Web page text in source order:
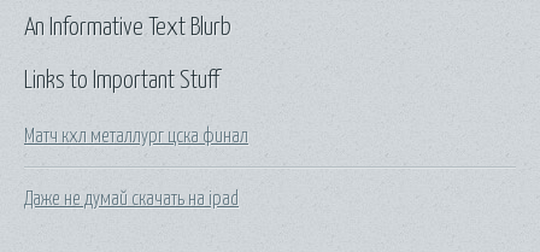
Links to Important Stuff
Матч кхл металлург цска финал
Даже не думай скачать на ipad
An Informative Text Blurb